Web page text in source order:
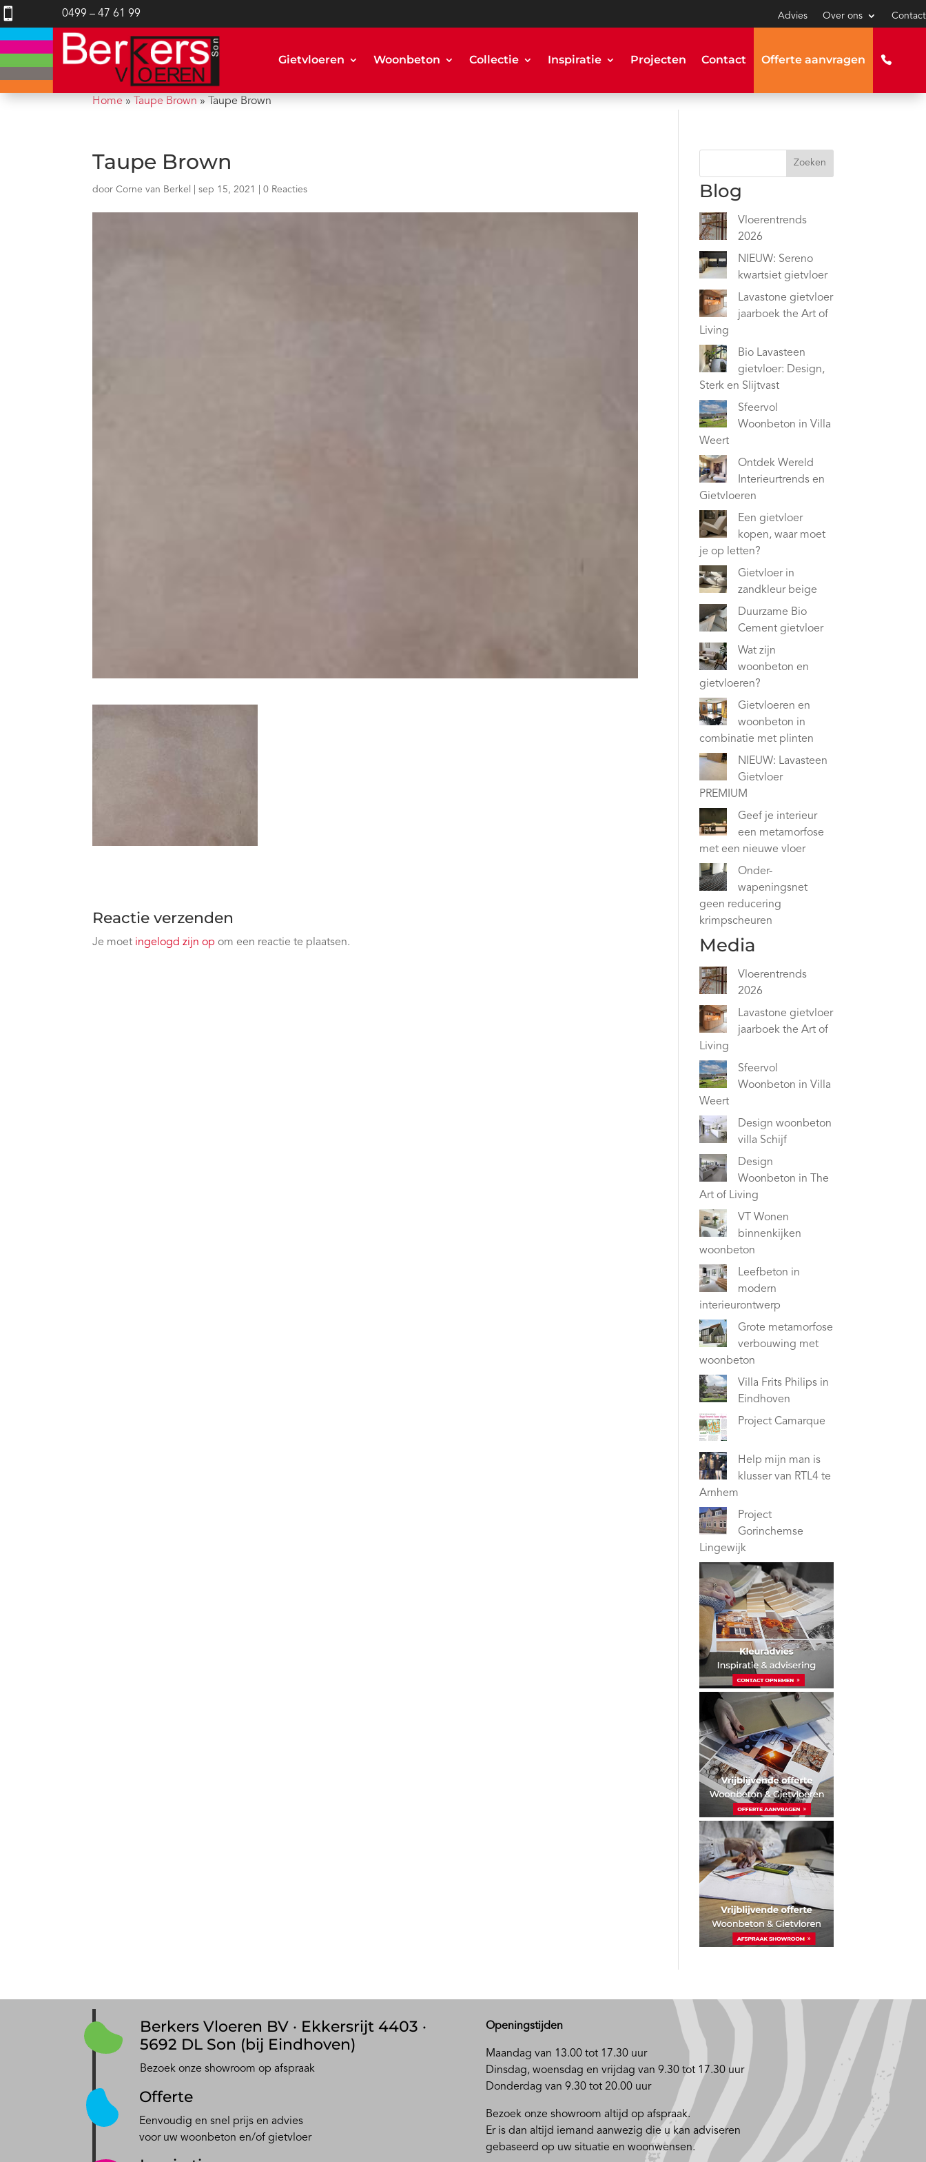
 0499 – 47 61 99 Advies Over ons Contact
Gietvloeren Woonbeton Collectie Inspiratie Projecten Contact Offerte aanvragen
Home » Taupe Brown » Taupe Brown
Taupe Brown
doorCorne van Berkel |sep 15, 2021 |0 Reacties
Reactie verzenden
Je moet ingelogd zijn op om een reactie te plaatsen.
Zoeken
Blog
Vloerentrends
2026
NIEUW: Sereno
kwartsiet gietvloer
Lavastone gietvloer
jaarboek the Art of
Living
Bio Lavasteen
gietvloer: Design,
Sterk en Slijtvast
Sfeervol
Woonbeton in Villa
Weert
Ontdek Wereld
Interieurtrends en
Gietvloeren
Een gietvloer
kopen, waar moet
je op letten?
Gietvloer in
zandkleur beige
Duurzame Bio
Cement gietvloer
Wat zijn
woonbeton en
gietvloeren?
Gietvloeren en
woonbeton in
combinatie met plinten
NIEUW: Lavasteen
Gietvloer
PREMIUM
Geef je interieur
een metamorfose
met een nieuwe vloer
Onder-
wapeningsnet
geen reducering
krimpscheuren
Media
Vloerentrends
2026
Lavastone gietvloer
jaarboek the Art of
Living
Sfeervol
Woonbeton in Villa
Weert
Design woonbeton
villa Schijf
Design
Woonbeton in The
Art of Living
VT Wonen
binnenkijken
woonbeton
Leefbeton in
modern
interieurontwerp
Grote metamorfose
verbouwing met
woonbeton
Villa Frits Philips in
Eindhoven
Project Camarque
Help mijn man is
klusser van RTL4 te
Arnhem
Project
Gorinchemse
Lingewijk
Berkers Vloeren BV · Ekkersrijt 4403 ·
5692 DL Son (bij Eindhoven)
Bezoek onze showroom op afspraak
Offerte
Eenvoudig en snel prijs en advies
voor uw woonbeton en/of gietvloer
Openingstijden
Maandag van 13.00 tot 17.30 uur
Dinsdag, woensdag en vrijdag van 9.30 tot 17.30 uur
Donderdag van 9.30 tot 20.00 uur
Bezoek onze showroom altijd op afspraak.
Er is dan altijd iemand aanwezig die u kan adviseren
gebaseerd op uw situatie en woonwensen.